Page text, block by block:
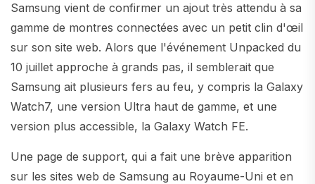
Samsung vient de confirmer un ajout très attendu à sa
gamme de montres connectées avec un petit clin d'œil
sur son site web. Alors que l'événement Unpacked du
10 juillet approche à grands pas, il semblerait que
Samsung ait plusieurs fers au feu, y compris la Galaxy
Watch7, une version Ultra haut de gamme, et une
version plus accessible, la Galaxy Watch FE.
Une page de support, qui a fait une brève apparition
sur les sites web de Samsung au Royaume-Uni et en